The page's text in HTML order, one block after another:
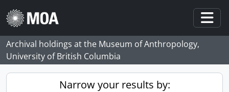
Skip to main content
Archival holdings at the Museum of Anthropology,
University of British Columbia
Narrow your results by: